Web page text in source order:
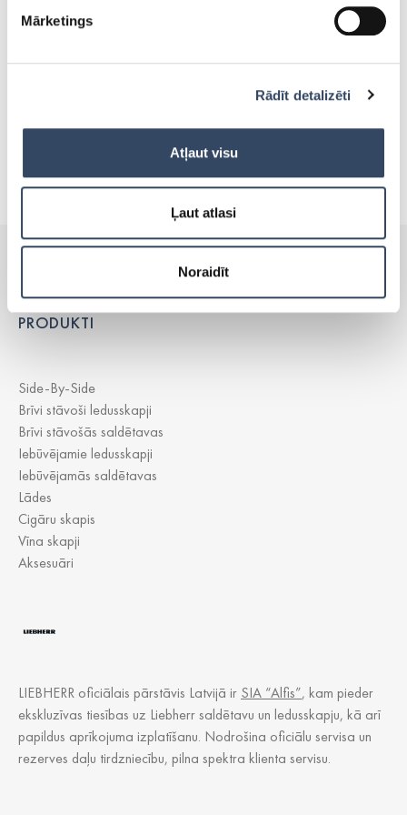
Mārketings
Rādīt detalizēti
Atļaut visu
Ļaut atlasi
Noraidīt
ledusskapji un saldētavas ir radītas lietošanai gan
mājokļos, gan uzņēmējdarbībā. Iegādājoties Liebherr
LIEBHERR oficiālais pārstāvis Latvijā ir SIA “Alfis”, kam pieder
ekskluzīvas tiesības uz Liebherr saldētavu un ledusskapju, kā arī
papildus aprīkojuma izplatīšanu. Nodrošina oficiālu servisa un
rezerves daļu tirdzniecību, pilna spektra klienta servisu.
PRODUKTI
Side-By-Side
Brīvi stāvoši ledusskapji
Brīvi stāvošās saldētavas
Iebūvējamie ledusskapji
Iebūvējamās saldētavas
Lādes
Cigāru skapis
Vīna skapji
Aksesuāri